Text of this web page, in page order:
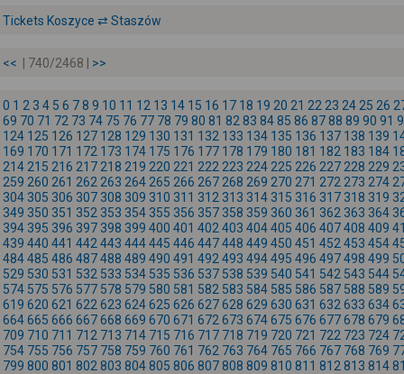
Tickets Koszyce ⇄ Staszów
<< | 740/2468 | >>
0 1 2 3 4 5 6 78 9 10 11 12 13 14 15 16 17 18 19 20 21 22 23 24 25 26
69 70 71 72 73 74 75 76 77 78 79 80 81 82 83 8485 86 8788 89 90 91
124 125 126 127 128 129 130 131 132 133 134 135 136 137 138 139
169 170 171 172 173 174 175 176 177 178 179 180 181 182 183 184
214 215 216 217 218 219 220 221 222 223 224 225 226 227 228 229
259 260 261 262 263 264 265 266 267 268 269 270 271 272 273 274
304 305 306 307 308 309 310 311 312 313 314 315 316 317 318 319
349 350 351 352 353 354 355 356 357 358 359 360 361 362 363 364
394 395 396 397 398 399 400 401 402 403 404405 406 407408 409
439 440 441 442 443 444445 446 447448 449 450 451 452 453 454
484485 486 487488 489 490 491 492 493 494495 496 497498 499
529 530 531 532 533 534 535 536 537 538 539 540 541 542 543 544
574 575 576 577 578 579 580 581 582 583 584 585 586 587 588 589
619 620 621 622 623 624625 626 627628 629 630 631 632 633 634
664665 666 667668 669 670 671 672 673 674675 676 677678 679
709 710 711 712 713 714 715 716 717 718 719 720 721 722 723 724
754 755 756 757 758 759 760 761 762 763 764 765 766 767 768 769
799 800 801 802 803 804805 806 807808 809 810 811 812 813 814